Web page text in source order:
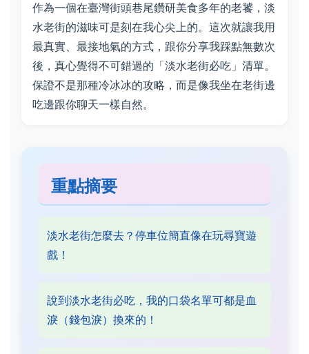
作為一個在臺灣街頭巷尾鑽研美食多年的老饕，淡
水老街的滋味可是刻在我心尖上的。這次就讓我用
最真實、最接地氣的方式，跟你分享我踩點無數次
後，真心覺得不可錯過的「淡水老街必吃」清單。
保證不是那種冷冰冰的攻略，而是像我坐在老街邊
吃邊跟你聊天一樣自然。
重點摘要
淡水老街怎麼去？停車位簡直像在玩尋寶遊
戲！
說到淡水老街必吃，我的口袋名單可都是血
淚（錢包淚）換來的！